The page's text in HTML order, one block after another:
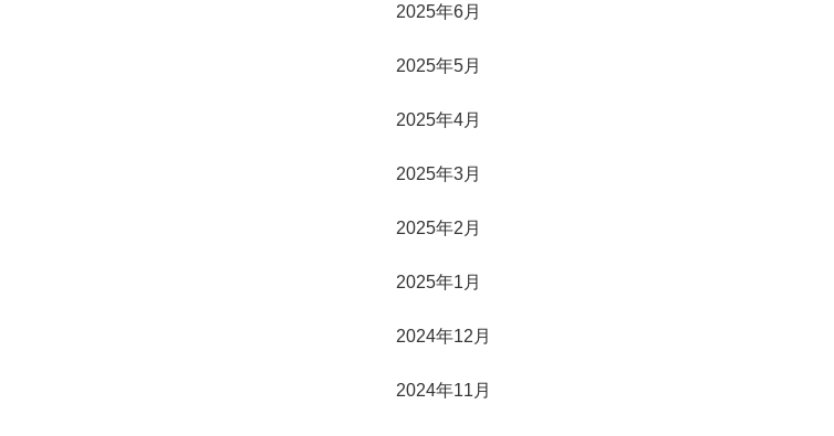
2025年6月
2025年5月
2025年4月
2025年3月
2025年2月
2025年1月
2024年12月
2024年11月